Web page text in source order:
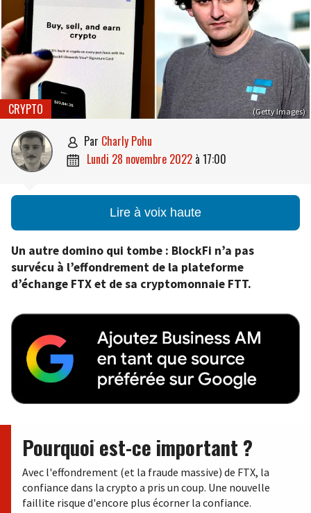
(Getty Images)
CRYPTO
 par Charly Pohu
 lundi 28 novembre 2022 à 17:00
Lire à voix haute
Un autre domino qui tombe : BlockFi n’a pas
survécu à l’effondrement de la plateforme
d’échange FTX et de sa cryptomonnaie FTT.
Pourquoi est-ce important ?
Avec l'effondrement (et la fraude massive) de FTX, la
confiance dans la crypto a pris un coup. Une nouvelle
faillite risque d'encore plus écorner la confiance.